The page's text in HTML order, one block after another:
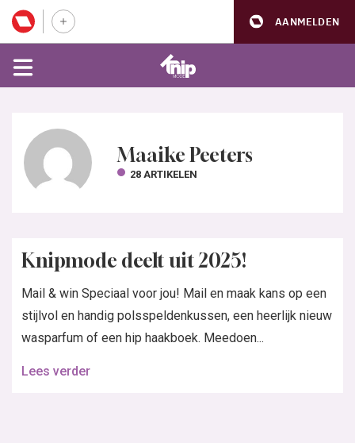
AANMELDEN
Maaike Peeters
28 ARTIKELEN
Knipmode deelt uit 2025!
Mail & win Speciaal voor jou! Mail en maak kans op een
stijlvol en handig polsspeldenkussen, een heerlijk nieuw
wasparfum of een hip haakboek. Meedoen...
Lees verder